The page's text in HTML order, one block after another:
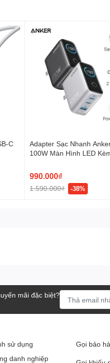
C
Adapter Sạc Nhanh
100W Màn Hình LED
990.000₫
1.590.000₫ -38%
mãi đặc biệt?
sử dụng
danh nghiệp
Gọi bảo